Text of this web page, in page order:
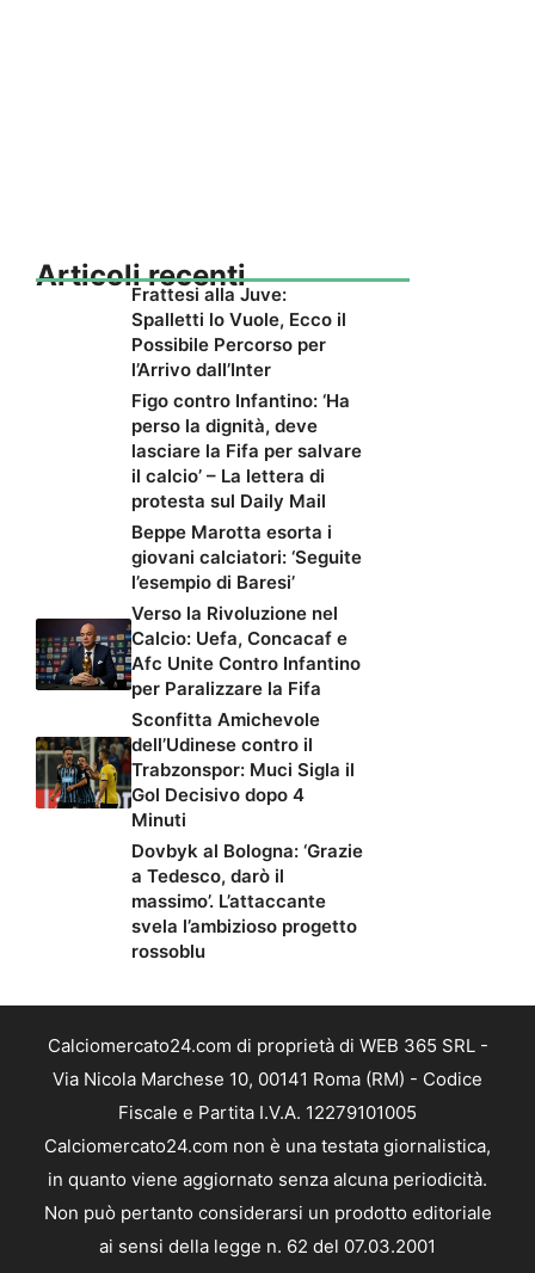
Articoli recenti
Frattesi alla Juve:
Spalletti lo Vuole, Ecco il
Possibile Percorso per
l’Arrivo dall’Inter
Figo contro Infantino: ‘Ha
perso la dignità, deve
lasciare la Fifa per salvare
il calcio’ – La lettera di
protesta sul Daily Mail
Beppe Marotta esorta i
giovani calciatori: ‘Seguite
l’esempio di Baresi’
Verso la Rivoluzione nel
Calcio: Uefa, Concacaf e
Afc Unite Contro Infantino
per Paralizzare la Fifa
Sconfitta Amichevole
dell’Udinese contro il
Trabzonspor: Muci Sigla il
Gol Decisivo dopo 4
Minuti
Dovbyk al Bologna: ‘Grazie
a Tedesco, darò il
massimo’. L’attaccante
svela l’ambizioso progetto
rossoblu
Calciomercato24.com di proprietà di WEB 365 SRL -
Via Nicola Marchese 10, 00141 Roma (RM) - Codice
Fiscale e Partita I.V.A. 12279101005
Calciomercato24.com non è una testata giornalistica,
in quanto viene aggiornato senza alcuna periodicità.
Non può pertanto considerarsi un prodotto editoriale
ai sensi della legge n. 62 del 07.03.2001